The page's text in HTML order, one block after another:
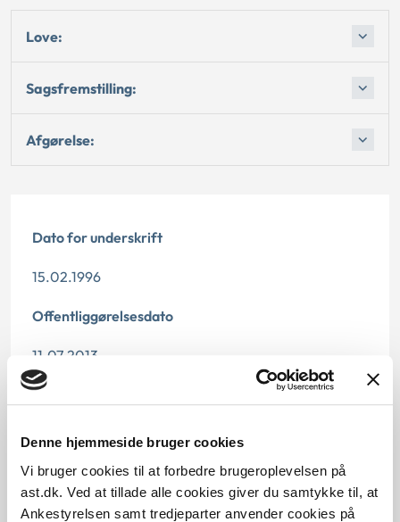
Denne hjemmeside bruger cookies
Vi bruger cookies til at forbedre brugeroplevelsen på
ast.dk. Ved at tillade alle cookies giver du samtykke til, at
Ankestyrelsen samt tredjeparter anvender cookies på
Love:
Sagsfremstilling:
Afgørelse:
Dato for underskrift
15.02.1996
Offentliggørelsesdato
11.07.2013
Denne principafgørelse er kasseret den 29. april
Paragraf
§ 88 § 37